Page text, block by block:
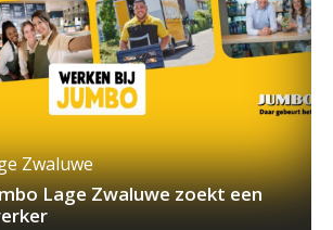
Zwaluwe
Lage Zwaluwe zoekt een